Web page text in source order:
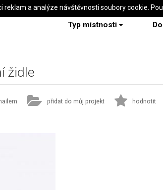
Typ místnosti
židle
přidat do můj projekt hodnotit
a analýze návštěvnosti soubory cookie.